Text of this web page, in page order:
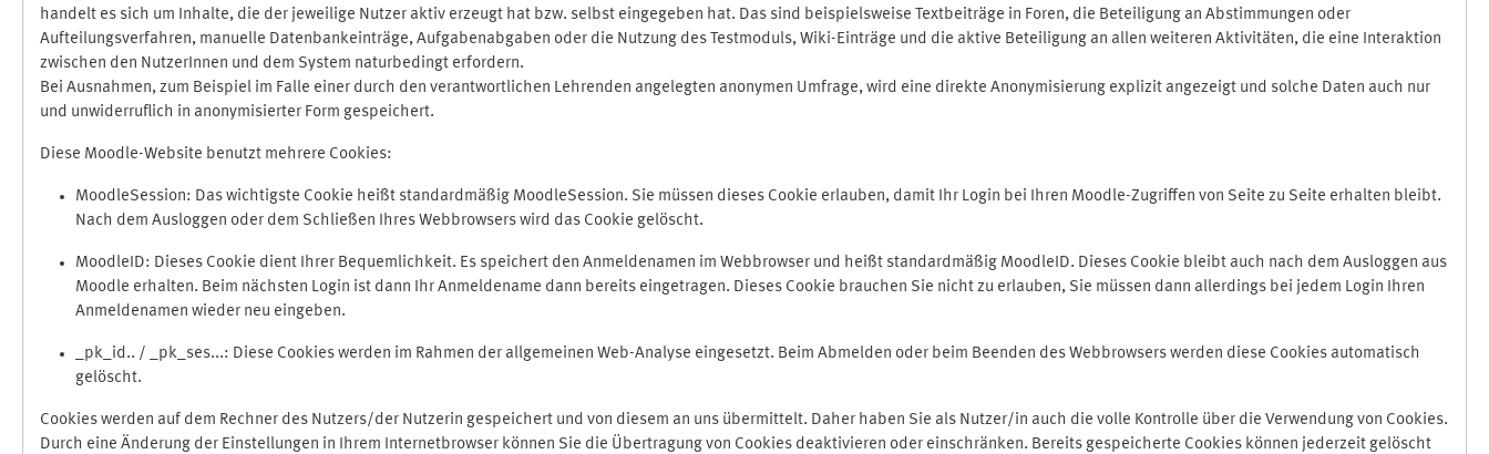
handelt es sich um Inhalte, die der jeweilige Nutzer aktiv erzeugt hat bzw. selbst eingegeben hat. Das sind beispielsweise Textbeiträge in Foren, die Beteiligung an Abstimmungen oder
Aufteilungsverfahren, manuelle Datenbankeinträge, Aufgabenabgaben oder die Nutzung des Testmoduls, Wiki-Einträge und die aktive Beteiligung an allen weiteren Aktivitäten, die eine Interaktion
zwischen den NutzerInnen und dem System naturbedingt erfordern.
Bei Ausnahmen, zum Beispiel im Falle einer durch den verantwortlichen Lehrenden angelegten anonymen Umfrage, wird eine direkte Anonymisierung explizit angezeigt und solche Daten auch nur
und unwiderruflich in anonymisierter Form gespeichert.
Diese Moodle-Website benutzt mehrere Cookies:
MoodleSession: Das wichtigste Cookie heißt standardmäßig MoodleSession. Sie müssen dieses Cookie erlauben, damit Ihr Login bei Ihren Moodle-Zugriffen von Seite zu Seite erhalten bleibt.
Nach dem Ausloggen oder dem Schließen Ihres Webbrowsers wird das Cookie gelöscht.
MoodleID: Dieses Cookie dient Ihrer Bequemlichkeit. Es speichert den Anmeldenamen im Webbrowser und heißt standardmäßig MoodleID. Dieses Cookie bleibt auch nach dem Ausloggen aus
Moodle erhalten. Beim nächsten Login ist dann Ihr Anmeldename dann bereits eingetragen. Dieses Cookie brauchen Sie nicht zu erlauben, Sie müssen dann allerdings bei jedem Login Ihren
Anmeldenamen wieder neu eingeben.
_pk_id.. / _pk_ses...: Diese Cookies werden im Rahmen der allgemeinen Web-Analyse eingesetzt. Beim Abmelden oder beim Beenden des Webbrowsers werden diese Cookies automatisch
gelöscht.
Cookies werden auf dem Rechner des Nutzers/der Nutzerin gespeichert und von diesem an uns übermittelt. Daher haben Sie als Nutzer/in auch die volle Kontrolle über die Verwendung von Cookies.
Durch eine Änderung der Einstellungen in Ihrem Internetbrowser können Sie die Übertragung von Cookies deaktivieren oder einschränken. Bereits gespeicherte Cookies können jederzeit gelöscht